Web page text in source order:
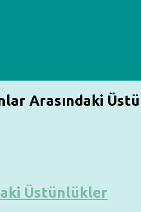
Arasındaki
Üstünlükler